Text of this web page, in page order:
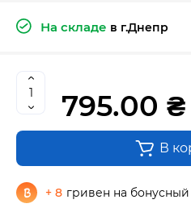
На складе в г.Днепр
795.00 ₴
В
+ 8 гривен на бонусный